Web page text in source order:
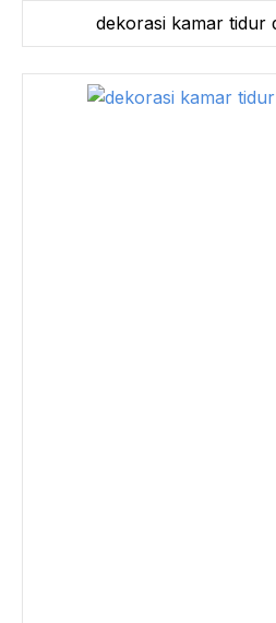
dekorasi kamar tidur